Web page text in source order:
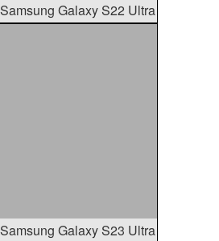
Samsung Galaxy S22 Ultra
Samsung Galaxy S23 Ultra